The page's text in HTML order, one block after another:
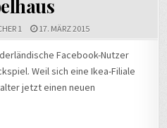
1 17. MÄRZ 2015
Facebook-Nutzer
Weil sich eine Ikea-Filiale
jetzt einen neuen